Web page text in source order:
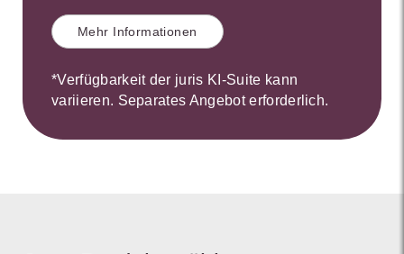
Mehr Informationen
*Verfügbarkeit der juris KI-Suite kann
variieren. Separates Angebot erforderlich.